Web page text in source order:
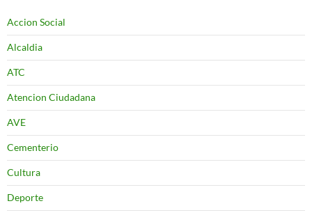
Accion Social
Alcaldia
ATC
Atencion Ciudadana
AVE
Cementerio
Cultura
Deporte